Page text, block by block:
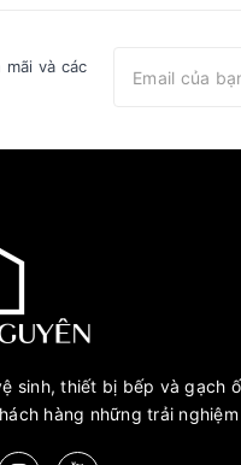
và các
sinh, thiết bị bếp và gạch
hàng những trải